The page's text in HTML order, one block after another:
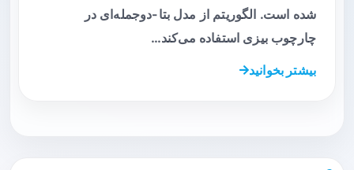
شده است. الگوریتم از مدل بتا-دوجمله‌ای در
چارچوب بیزی استفاده می‌کند…
بیشتر بخوانید